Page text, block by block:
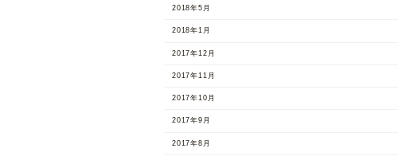
2018年5月
2018年1月
2017年12月
2017年11月
2017年10月
2017年9月
2017年8月